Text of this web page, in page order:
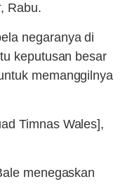
, Rabu.
negaranya di
keputusan besar
memanggilnya
Timnas Wales],
menegaskan